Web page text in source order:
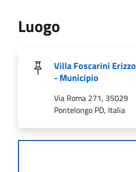
Luogo
Villa Foscarini Erizzo
- Municipio
Via Roma 271, 35029
Pontelongo PD, Italia